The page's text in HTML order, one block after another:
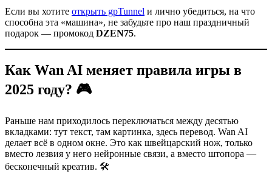
Если вы хотите открыть gpTunnel и лично убедиться, на что
способна эта «машина», не забудьте про наш праздничный
подарок — промокод DZEN75.
Как Wan AI меняет правила игры в
2025 году? 🎮
Раньше нам приходилось переключаться между десятью
вкладками: тут текст, там картинка, здесь перевод. Wan AI
делает всё в одном окне. Это как швейцарский нож, только
вместо лезвия у него нейронные связи, а вместо штопора —
бесконечный креатив. 🛠️